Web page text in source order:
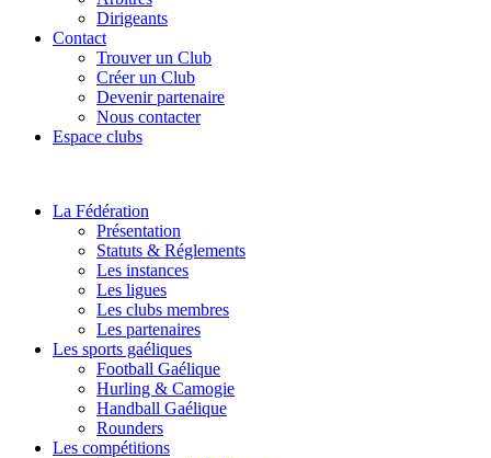
Dirigeants
Contact
Trouver un Club
Créer un Club
Devenir partenaire
Nous contacter
Espace clubs
La Fédération
Présentation
Statuts & Réglements
Les instances
Les ligues
Les clubs membres
Les partenaires
Les sports gaéliques
Football Gaélique
Hurling & Camogie
Handball Gaélique
Rounders
Les compétitions